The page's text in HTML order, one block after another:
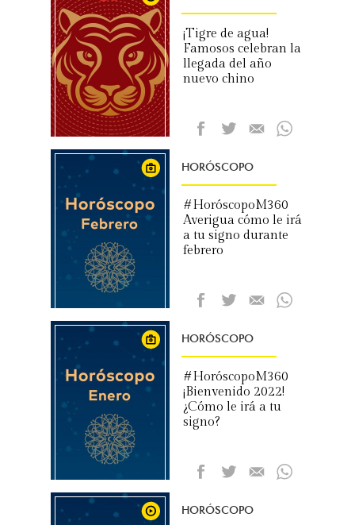
¡Tigre de agua!
Famosos celebran la
llegada del año
nuevo chino
HORÓSCOPO
#HoróscopoM360
Averigua cómo le irá
a tu signo durante
febrero
HORÓSCOPO
#HoróscopoM360
¡Bienvenido 2022!
¿Cómo le irá a tu
signo?
HORÓSCOPO